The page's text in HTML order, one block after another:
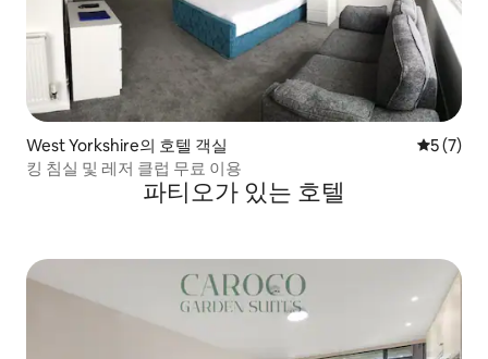
West Yorkshire의 호텔 객실 평점 5점
5 (7)
킹 침실 및 레저 클럽 무료 이용
파티오가 있는 호텔